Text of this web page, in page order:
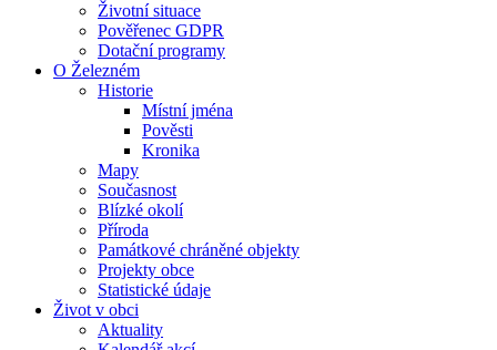
Životní situace
Pověřenec GDPR
Dotační programy
O Železném
Historie
Místní jména
Pověsti
Kronika
Mapy
Současnost
Blízké okolí
Příroda
Památkové chráněné objekty
Projekty obce
Statistické údaje
Život v obci
Aktuality